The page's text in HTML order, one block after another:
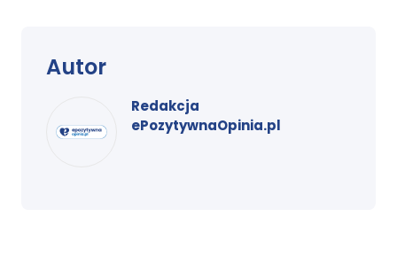
Autor
Redakcja
ePozytywnaOpinia.pl